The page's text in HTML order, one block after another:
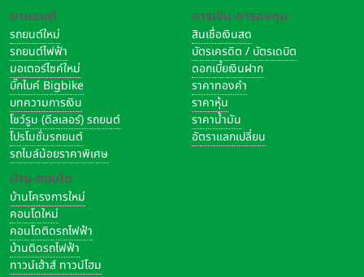
ยานยนต์
รถยนต์ใหม่
รถยนต์ไฟฟ้า
มอเตอร์ไซค์ใหม่
บิ๊กไบค์ Bigbike
บทความการเงิน
โชว์รูม (ดีลเลอร์) รถยนต์
โปรโมชั่นรถยนต์
รถไมล์น้อยราคาพิเศษ
บ้าน-คอนโด
บ้านโครงการใหม่
คอนโดใหม่
คอนโดติดรถไฟฟ้า
บ้านติดรถไฟฟ้า
ทาวน์เฮ้าส์ ทาวน์โฮม
การเงิน-การลงทุน
สินเชื่อเงินสด
บัตรเครดิต / บัตรเดบิต
ดอกเบี้ยเงินฝาก
ราคาทองคำ
ราคาหุ้น
ราคาน้ำมัน
อัตราแลกเปลี่ยน